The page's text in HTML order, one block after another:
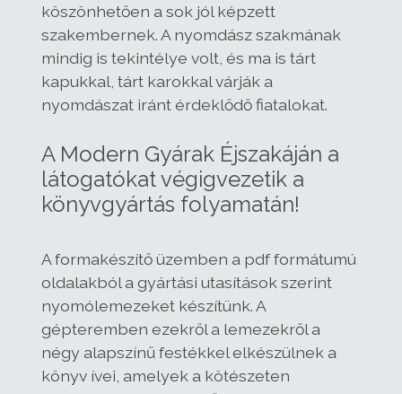
köszönhetően a sok jól képzett
szakembernek. A nyomdász szakmának
mindig is tekintélye volt, és ma is tárt
kapukkal, tárt karokkal várják a
nyomdászat iránt érdeklődő fiatalokat.
A Modern Gyárak Éjszakáján a
látogatókat végigvezetik a
könyvgyártás folyamatán!
A formakészítő üzemben a pdf formátumú
oldalakból a gyártási utasítások szerint
nyomólemezeket készítünk. A
gépteremben ezekről a lemezekről a
négy alapszínű festékkel elkészülnek a
könyv ívei, amelyek a kötészeten